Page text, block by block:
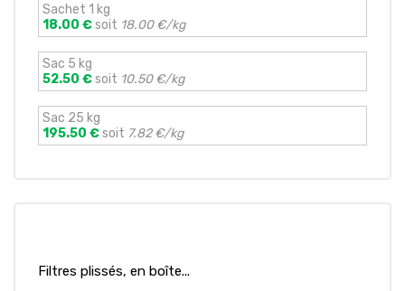
Sachet 1 kg
18.00 €soit 18.00 €/kg
Sac 5 kg
52.50 €soit 10.50 €/kg
Sac 25 kg
195.50 €soit 7.82 €/kg
Filtres plissés, en boîte...